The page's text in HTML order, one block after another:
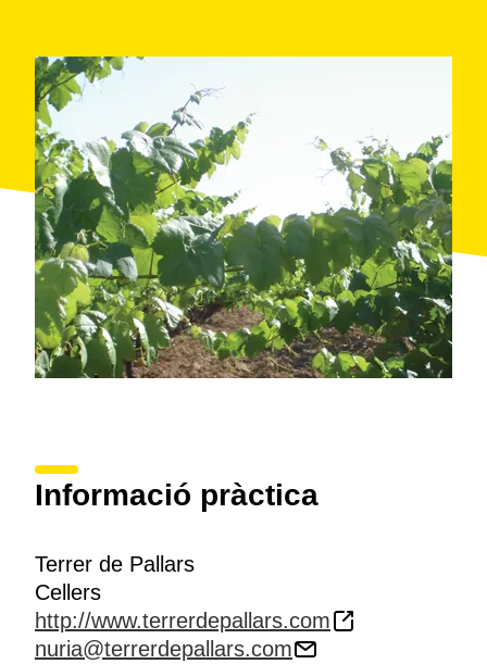
Informació pràctica
Terrer de Pallars
Cellers
http://www.terrerdepallars.com
nuria@terrerdepallars.com